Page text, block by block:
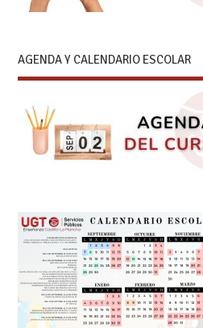
AGENDA Y CALENDARIO ESCOLAR